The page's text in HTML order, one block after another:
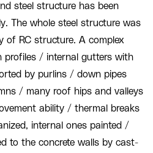
steel structure has been
The whole steel structure was
of RC structure. A complex
profiles / internal gutters with
by purlins / down pipes
/ many roof hips and valleys
ability / thermal breaks
internal ones painted /
to the concrete walls by cast-